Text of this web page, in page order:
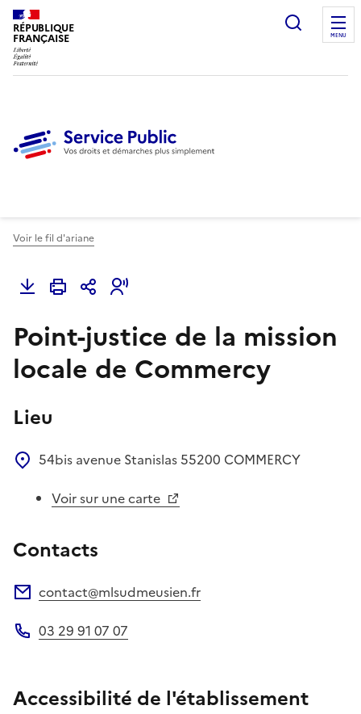
RÉPUBLIQUE
FRANÇAISE
Ouvrir
MENU
Voir le fil d'ariane
Point-justice de la mission
locale de Commercy
Lieu
54bis avenue Stanislas 55200 COMMERCY
Voir sur une carte
Contacts
contact@mlsudmeusien.fr
03 29 91 07 07
Accessibilité de l'établissement